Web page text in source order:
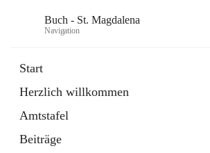
Buch - St. Magdalena
Navigation
Start
Herzlich willkommen
Amtstafel
Beiträge
11 Schnellzugriffe
Bürgerservice